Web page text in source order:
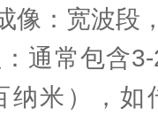
：宽波段
常包含3-
纳米），如